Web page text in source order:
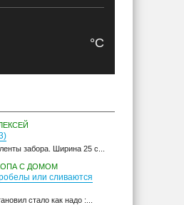
°C
забора. Ширина 25 с...
С ДОМОМ
или сливаются
стало как надо :...